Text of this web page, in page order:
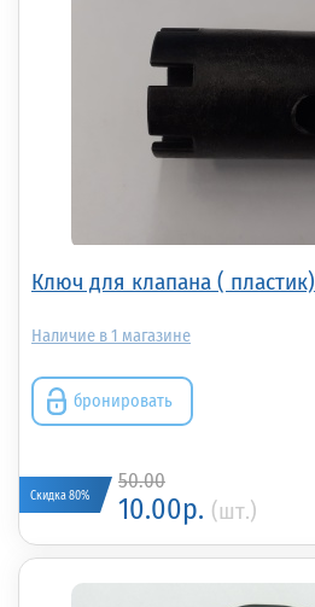
Ключ для клапана ( пластик)
1
бронировать
Скидка 80%
50.00
10.00р. (шт.)